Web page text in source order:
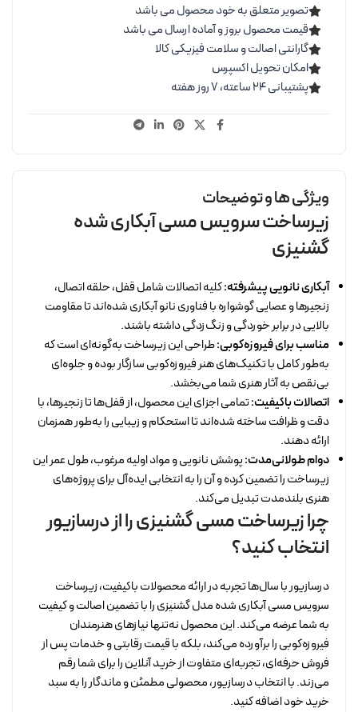
تصویر متعلق به خود محصول می باشد
قیمت محصول بروز و آماده ارسال می باشد
گارانتی اصالت و سلامت فیزیکی کالا
امکان تحویل اکسپرس
پشتیبانی ۲۴ ساعته، ۷ روز هفته
ویژگی ها و توضیحات
زیرساخت سرویس مسی آبکاری شده
گشنیزی
آبکاری نانویی پیشرفته:کلیه اتصالات شامل قفل، حلقه اتصال،
زنجیرها و عصایی گوشواره با فناوری نانو آبکاری شده‌اند تا مقاومت
بالایی در برابر خوردگی و زنگ‌زدگی داشته باشند.
مناسب برای فیروزه‌کوبی:طراحی این زیرساخت به‌گونه‌ای است که
به‌طور کامل با تکنیک‌های هنر فیروزه‌کوبی سازگار بوده و جلوه‌ای
بی‌نقص به آثار هنری شما می‌بخشد.
اتصالات باکیفیت:تمامی اجزای این محصول، از قفل‌ها تا زنجیرها، با
دقت و ظرافت ساخته شده‌اند تا استحکام و زیبایی را به‌طور همزمان
ارائه دهند.
دوام طولانی‌مدت:پوشش نانویی و مواد اولیه مرغوب، طول عمر این
زیرساخت را تضمین کرده و آن را به انتخابی ایده‌آل برای پروژه‌های
هنری بلندمدت تبدیل می‌کند.
چرا زیرساخت مسی گشنیزی را از درسازیور
انتخاب کنید؟
درسازیور با سال‌ها تجربه در ارائه محصولات باکیفیت، زیرساخت
سرویس مسی آبکاری شده مدل گشنیزی را با تضمین اصالت و کیفیت
به شما عرضه می‌کند. این محصول نه‌تنها نیازهای هنرمندان
فیروزه‌کوبی را برآورده می‌کند، بلکه با قیمت رقابتی و خدمات پس از
فروش حرفه‌ای، تجربه‌ای متفاوت از خرید آنلاین را برای شما رقم
می‌زند. با انتخاب درسازیور، محصولی مطمئن و ماندگار را به سبد
خرید خود اضافه کنید.